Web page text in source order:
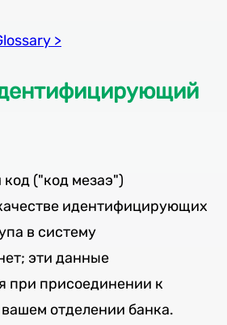
>
("код мезаэ")
идентифицирующих
в систему
эти данные
при присоединении к
отделении банка.